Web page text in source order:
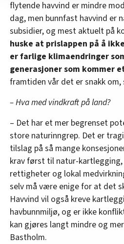
nettstedet med LO Medias egne
innenfor analyse og
oversikten lengre ned på denne
flytende havvind er mindre
dag, men bunnfast havvind er
subsidier, og mest aktuelt på
huske at prislappen på å
er farlige klimaendringer
generasjoner som kommer
framtiden vår det er snakk om,
– Hva med vindkraft på land?
– Det har et mer begrenset
store naturinngrep. Det er
tilslag på så mange
krav først til natur-
rettigheter og lokal
selv må være enige for at det
Havvind vil også kreve
havbunnmiljø, og er ikke
kan gjøres langt mindre og
Bastholm.